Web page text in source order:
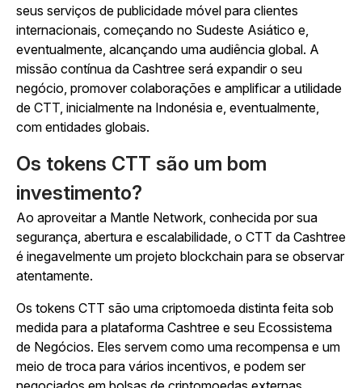
seus serviços de publicidade móvel para clientes
internacionais, começando no Sudeste Asiático e,
eventualmente, alcançando uma audiência global. A
missão contínua da Cashtree será expandir o seu
negócio, promover colaborações e amplificar a utilidade
de CTT, inicialmente na Indonésia e, eventualmente,
com entidades globais.
Os tokens CTT são um bom
investimento?
Ao aproveitar a Mantle Network, conhecida por sua
segurança, abertura e escalabilidade, o CTT da Cashtree
é inegavelmente um projeto blockchain para se observar
atentamente.
Os tokens CTT são uma criptomoeda distinta feita sob
medida para a plataforma Cashtree e seu Ecossistema
de Negócios. Eles servem como uma recompensa e um
meio de troca para vários incentivos, e podem ser